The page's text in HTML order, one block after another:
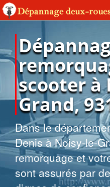
scooter à
Grand,
Dans le
Denis à Noisy-le-
remorquage et
sont assurés par